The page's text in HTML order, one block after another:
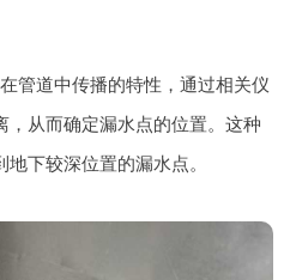
管道中传播的特性，通过相关仪
从而确定漏水点的位置。这种
下较深位置的漏水点。